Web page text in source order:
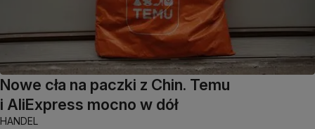
Nowe cła na paczki z Chin. Temu
i AliExpress mocno w dół
HANDEL